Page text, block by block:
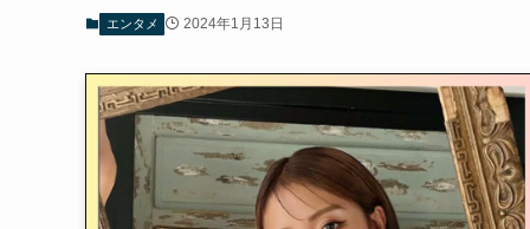
エンタメ 2024年1月13日